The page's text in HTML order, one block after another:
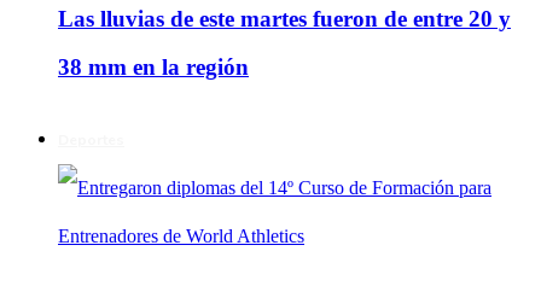
Las lluvias de este martes fueron de entre 20 y
38 mm en la región